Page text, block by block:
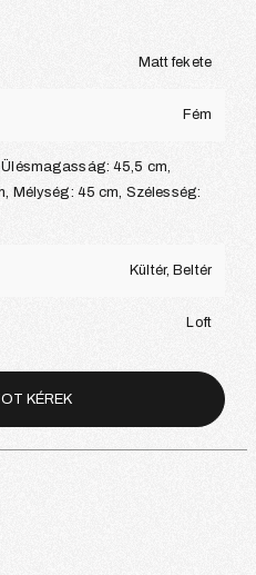
Matt fekete
Fém
45,5 cm,
Mélység: 45 cm, Szélesség:
Kültér, Beltér
Loft
KÉREK